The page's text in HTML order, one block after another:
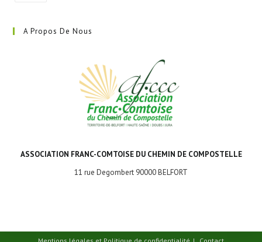
un
A Propos De Nous
ASSOCIATION FRANC-COMTOISE DU CHEMIN DE COMPOSTELLE
11 rue Degombert 90000 BELFORT